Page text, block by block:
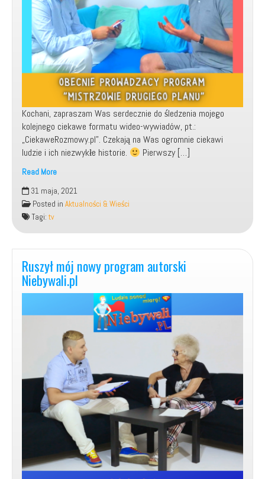
Kochani, zapraszam Was serdecznie do śledzenia mojego
kolejnego ciekawe formatu wideo-wywiadów, pt.:
„CiekaweRozmowy.pl”. Czekają na Was ogromnie ciekawi
ludzie i ich niezwykłe historie.
Pierwszy […]
Read More
CiekaweRozmowy.pl
–
mój
nowy,
kreatywny
format
wideo-
wywiadów!
31 maja, 2021
Posted in Aktualności & Wieści
Tagi:tv
Ruszył mój nowy program autorski
Niebywali.pl